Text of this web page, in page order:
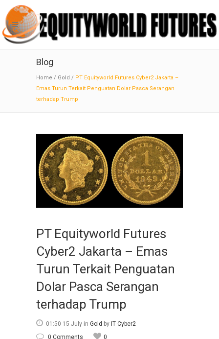
Blog
Home / Gold / PT Equityworld Futures Cyber2 Jakarta –
Emas Turun Terkait Penguatan Dolar Pasca Serangan
terhadap Trump
PT Equityworld Futures
Cyber2 Jakarta – Emas
Turun Terkait Penguatan
Dolar Pasca Serangan
terhadap Trump
01:50 15 July in Gold by IT Cyber2
0 Comments
0